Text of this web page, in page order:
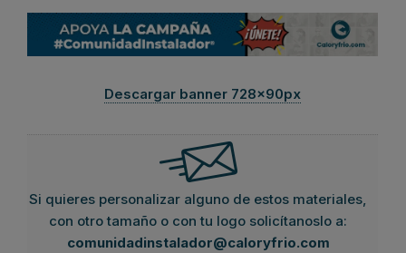
Descargar banner 728x90px
Si quieres personalizar alguno de estos materiales,
con otro tamaño o con tu logo solicítanoslo a:
comunidadinstalador@caloryfrio.com